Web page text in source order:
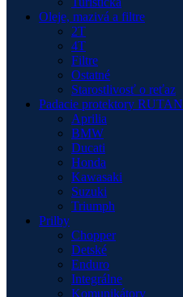
Oleje, mazivá a filtre
2T
4T
Filtre
Ostatné
Starostlivosť o reťaz
Padacie protektory RUTAN
Aprilia
BMW
Ducati
Honda
Kawasaki
Suzuki
Triumph
Prilby
Chopper
Detské
Enduro
Integrálne
Komunikátory